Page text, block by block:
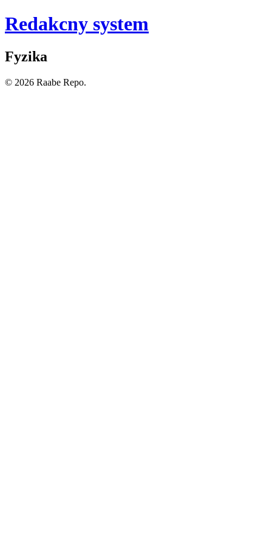
Redakcny system
Fyzika
© 2026 Raabe Repo.